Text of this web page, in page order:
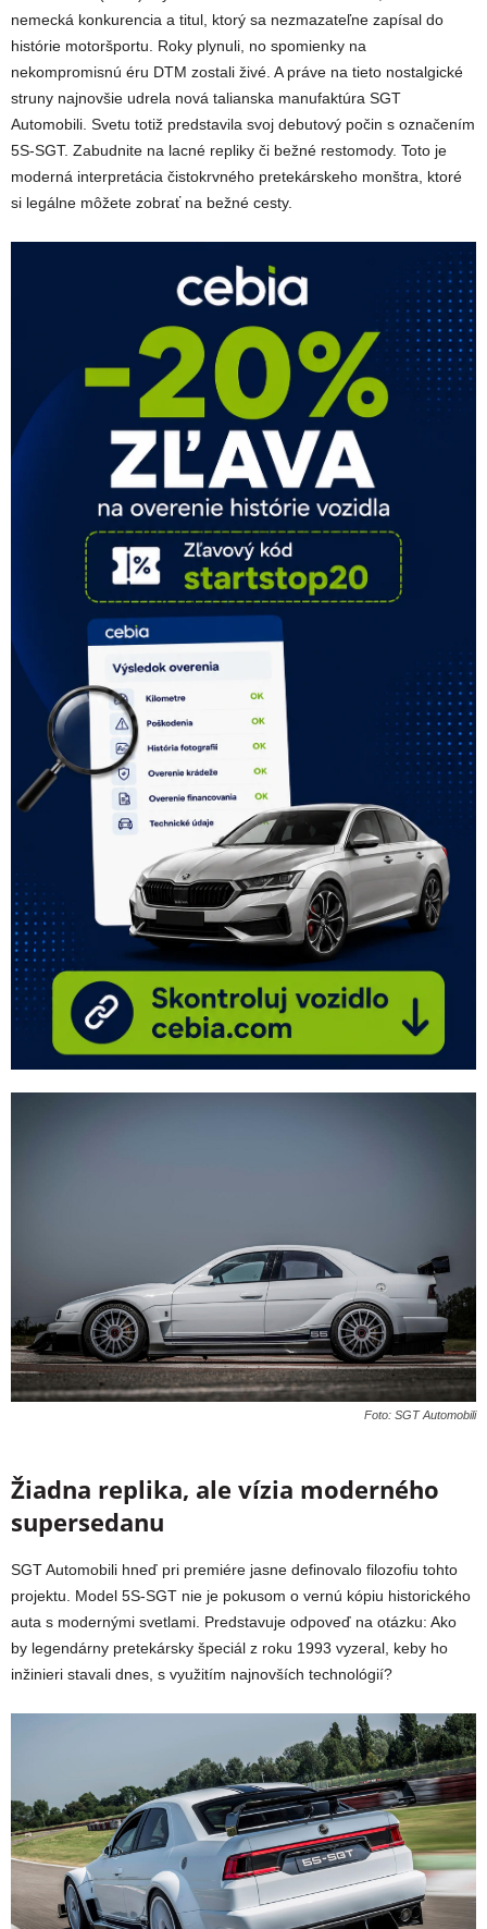
nemecká konkurencia a titul, ktorý sa nezmazateľne zapísal do
histórie motoršportu. Roky plynuli, no spomienky na
nekompromisnú éru DTM zostali živé. A práve na tieto nostalgické
struny najnovšie udrela nová talianska manufaktúra SGT
Automobili. Svetu totiž predstavila svoj debutový počin s označením
5S-SGT. Zabudnite na lacné repliky či bežné restomody. Toto je
moderná interpretácia čistokrvného pretekárskeho monštra, ktoré
si legálne môžete zobrať na bežné cesty.
Foto: SGT Automobili
Žiadna replika, ale vízia moderného
supersedanu
SGT Automobili hneď pri premiére jasne definovalo filozofiu tohto
projektu. Model 5S-SGT nie je pokusom o vernú kópiu historického
auta s modernými svetlami. Predstavuje odpoveď na otázku: Ako
by legendárny pretekársky špeciál z roku 1993 vyzeral, keby ho
inžinieri stavali dnes, s využitím najnovších technológií?